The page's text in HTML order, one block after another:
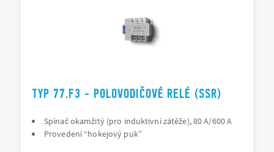
TYP 77.F3 - POLOVODIČOVÉ RELÉ (SSR)
Spínač okamžitý (pro induktivní zátěže), 80 A/600 A
Provedení “hokejový puk”